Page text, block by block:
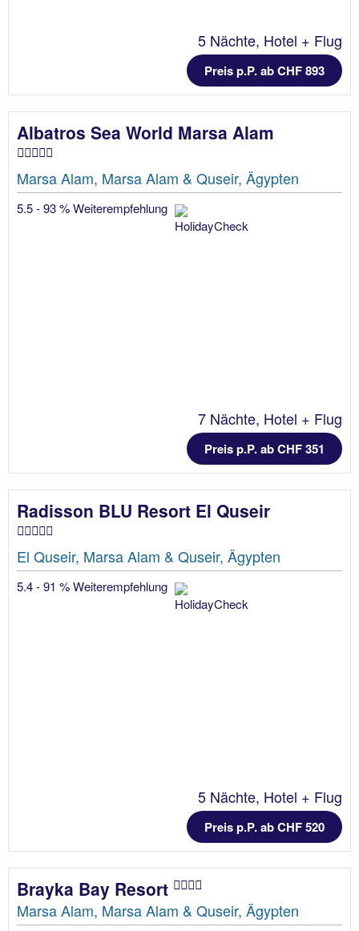
5 Nächte, Hotel + Flug
Preis p.P. ab CHF 893
Albatros Sea World Marsa Alam
Marsa Alam, Marsa Alam & Quseir, Ägypten
5.5 - 93 % Weiterempfehlung
7 Nächte, Hotel + Flug
Preis p.P. ab CHF 351
Radisson BLU Resort El Quseir
El Quseir, Marsa Alam & Quseir, Ägypten
5.4 - 91 % Weiterempfehlung
5 Nächte, Hotel + Flug
Preis p.P. ab CHF 520
Brayka Bay Resort
Marsa Alam, Marsa Alam & Quseir, Ägypten